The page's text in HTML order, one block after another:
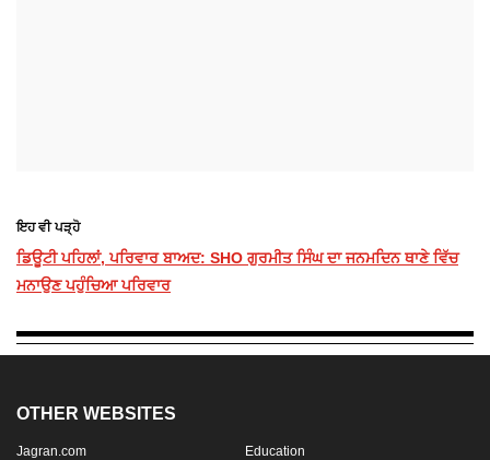
ਇਹ ਵੀ ਪੜ੍ਹੋ
ਡਿਊਟੀ ਪਹਿਲਾਂ, ਪਰਿਵਾਰ ਬਾਅਦ: SHO ਗੁਰਮੀਤ ਸਿੰਘ ਦਾ ਜਨਮਦਿਨ ਥਾਣੇ ਵਿੱਚ
ਮਨਾਉਣ ਪਹੁੰਚਿਆ ਪਰਿਵਾਰ
OTHER WEBSITES
Jagran.com Education